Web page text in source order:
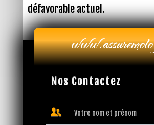
défavorable actuel.
Nos Contactez